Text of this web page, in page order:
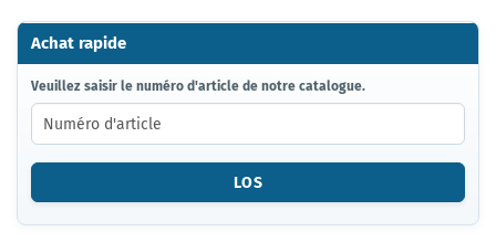
Achat rapide
VEUILLEZ
SAISIR
LE
NUMÉRO
D'ARTICLE
NOTRE
CATALOGUE.
Veuillez saisir le numéro d'article de notre catalogue.
LOS